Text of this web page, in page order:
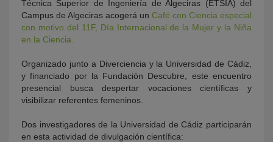
Técnica Superior de Ingeniería de Algeciras (ETSIA) del
Campus de Algeciras acogerá un Café con Ciencia especial
con motivo del 11F, Día Internacional de la Mujer y la Niña
en la Ciencia.
Organizado junto a Diverciencia y la Universidad de Cádiz,
y financiado por la Fundación Descubre, este encuentro
presencial busca despertar vocaciones científicas y
visibilizar referentes femeninos.
Dos investigadores de la Universidad de Cádiz participarán
en esta actividad de divulgación científica: